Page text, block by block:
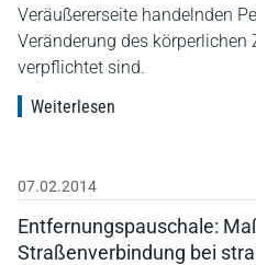
Veräußererseite handelnden
Veränderung des
verpflichtet sind.
Weiterlesen
07.02.2014
Entfernungspauschale:
Straßenverbindung bei